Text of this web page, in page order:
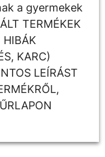
a gyermekek
TERMÉKEK
HIBÁK
KARC)
LEÍRÁST